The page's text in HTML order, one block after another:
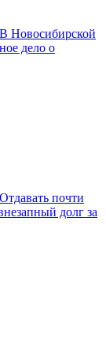
В Новосибирской
дело о
Отдавать почти
долг за